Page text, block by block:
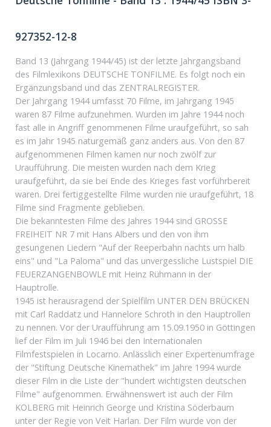
927352-12-8
Band 13 (Jahrgang 1944/45) ist der letzte Jahrgangsband
des Filmlexikons DEUTSCHE TONFILME. Es folgt noch ein
Ergänzungsband und das ZENTRALREGISTER.
Der Jahrgang 1944 umfasst 70 Filme, im Jahrgang 1945
waren 87 Filme aufzunehmen. Wurden im Jahre 1944 noch
fast alle in Angriff genommenen Filme uraufgeführt, so sah
es im Jahr 1945 naturgemäß ganz anders aus. Von den 87
aufgenommenen Filmen kamen nur noch zwölf zur
Uraufführung. Die meisten wurden nach dem Krieg
uraufgeführt, da sie bei Ende des Krieges fast vorführbereit
waren. Drei fertiggestellte Filme wurden nie uraufgeführt, 18
Filme sind Fragmente geblieben.
Die bekanntesten Filme des Jahres 1944 sind GROSSE
FREIHEIT NR 7 mit Hans Albers und den von ihm
gesungenen Liedern "Auf der Reeperbahn nachts um halb
eins" und "La Paloma" und das unvergessliche Lustspiel DIE
FEUERZANGENBOWLE mit Heinz Rühmann in der
Hauptrolle.
1945 ist herausragend der Spielfilm UNTER DEN BRÜCKEN
mit Carl Raddatz und Hannelore Schroth in den Hauptrollen
zu nennen. Vor der Uraufführung am 15.09.1950 in Göttingen
lief der Film im Juli 1946 bei den Internationalen
Filmfestspielen in Locarno. Anlässlich einer Expertenumfrage
der "Stiftung Deutsche Kinemathek" im Jahre 1994 wurde
dieser Film in die Liste der "hundert wichtigsten deutschen
Filme" aufgenommen. Erwähnenswert ist auch der Film
KOLBERG mit Heinrich George und Kristina Söderbaum
unter der Regie von Veit Harlan. Der Film wurde von der